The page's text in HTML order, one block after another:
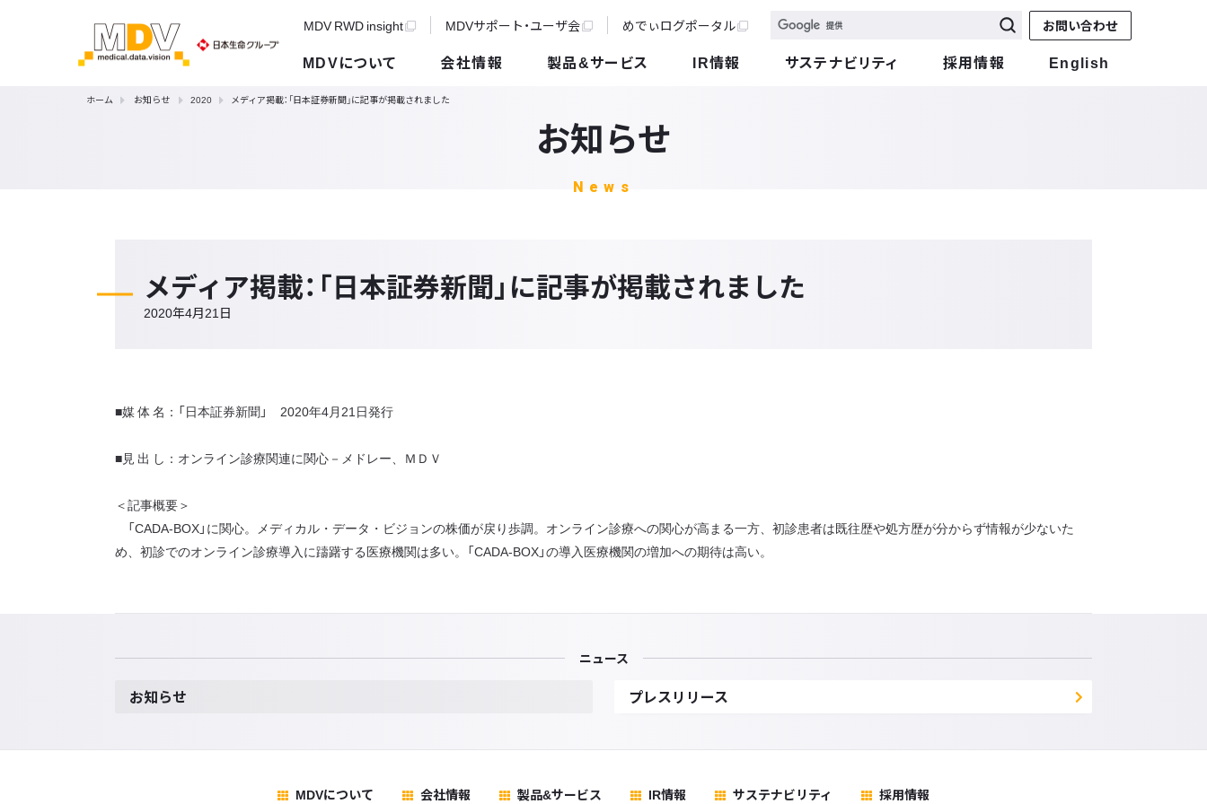
MDV RWD insight MDVサポート・ユーザ会 めでぃログポータル お問い合わせ
MDVについて 会社情報 製品&サービス IR情報 サステナビリティ 採用情報 English
ホーム お知らせ 2020 メディア掲載：「日本証券新聞」に記事が掲載されました
お知らせ
News
メディア掲載：「日本証券新聞」に記事が掲載されました
2020年4月21日
■媒 体 名：「日本証券新聞」 2020年4月21日発行
■見 出 し：オンライン診療関連に関心－メドレー、ＭＤＶ
＜記事概要＞
「CADA-BOX」に関心。メディカル・データ・ビジョンの株価が戻り歩調。オンライン診療への関心が高まる一方、初診患者は既往歴や処方歴が分からず情報が少ないた
め、初診でのオンライン診療導入に躊躇する医療機関は多い。「CADA-BOX」の導入医療機関の増加への期待は高い。
ニュース
お知らせ プレスリリース
MDVについて 会社情報 製品&サービス IR情報 サステナビリティ 採用情報